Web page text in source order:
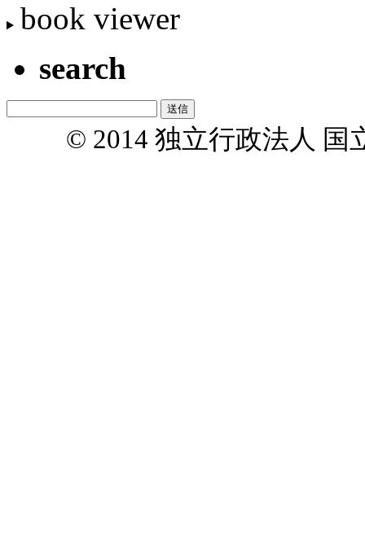
book viewer
search
© 2014 独立行政法人 国